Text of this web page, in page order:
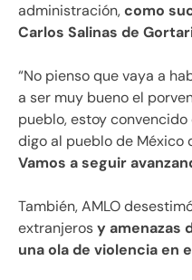
administración,como
Carlos Salinas de
“No pienso que vaya a
a ser muy bueno el
pueblo, estoy
digo al pueblo de México
Vamos a seguir
También, AMLO
extranjerosy amenazas
una ola de violencia en